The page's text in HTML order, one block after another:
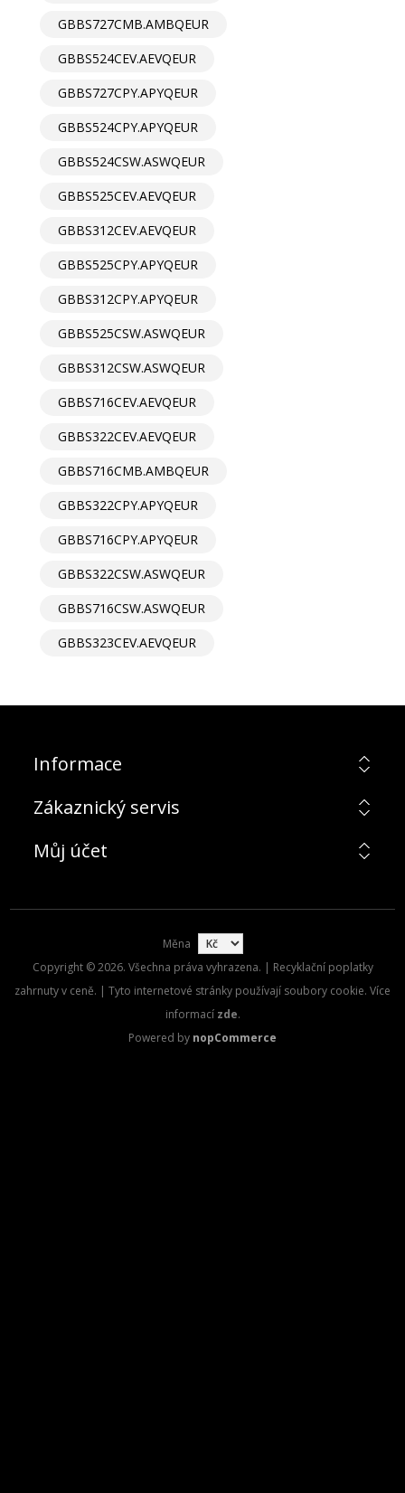
GBBS727CMB.AMBQEUR
GBBS524CEV.AEVQEUR
GBBS727CPY.APYQEUR
GBBS524CPY.APYQEUR
GBBS524CSW.ASWQEUR
GBBS525CEV.AEVQEUR
GBBS312CEV.AEVQEUR
GBBS525CPY.APYQEUR
GBBS312CPY.APYQEUR
GBBS525CSW.ASWQEUR
GBBS312CSW.ASWQEUR
GBBS716CEV.AEVQEUR
GBBS322CEV.AEVQEUR
GBBS716CMB.AMBQEUR
GBBS322CPY.APYQEUR
GBBS716CPY.APYQEUR
GBBS322CSW.ASWQEUR
GBBS716CSW.ASWQEUR
GBBS323CEV.AEVQEUR
Informace
Zákaznický servis
Můj účet
Měna
Copyright © 2026. Všechna práva vyhrazena. | Recyklační poplatky
zahrnuty v ceně. | Tyto internetové stránky používají soubory cookie. Více
informací zde.
Powered by nopCommerce